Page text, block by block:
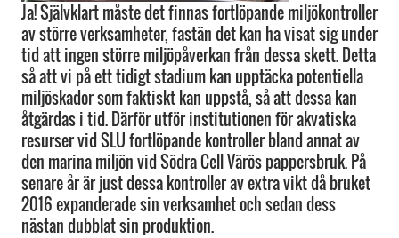
Ja! Självklart måste det finnas fortlöpande miljökontroller
av större verksamheter, fastän det kan ha visat sig under
tid att ingen större miljöpåverkan från dessa skett. Detta
så att vi på ett tidigt stadium kan upptäcka potentiella
miljöskador som faktiskt kan uppstå, så att dessa kan
åtgärdas i tid. Därför utför institutionen för akvatiska
resurser vid SLU fortlöpande kontroller bland annat av
den marina miljön vid Södra Cell Värös pappersbruk. På
senare år är just dessa kontroller av extra vikt då bruket
2016 expanderade sin verksamhet och sedan dess
nästan dubblat sin produktion.